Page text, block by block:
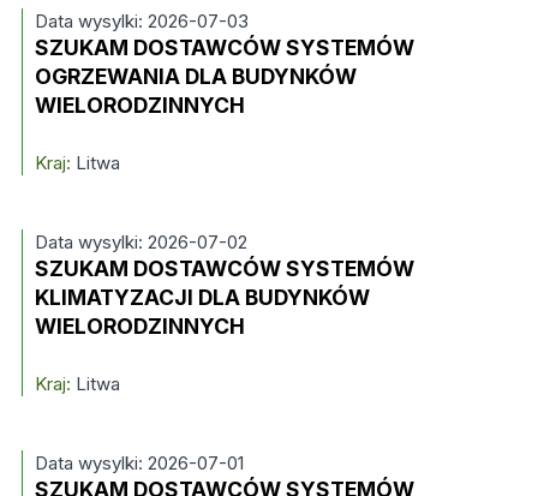
Data wysylki: 2026-07-03
SZUKAM DOSTAWCÓW SYSTEMÓW
OGRZEWANIA DLA BUDYNKÓW
WIELORODZINNYCH
Kraj: Litwa
Data wysylki: 2026-07-02
SZUKAM DOSTAWCÓW SYSTEMÓW
KLIMATYZACJI DLA BUDYNKÓW
WIELORODZINNYCH
Kraj: Litwa
Data wysylki: 2026-07-01
SZUKAM DOSTAWCÓW SYSTEMÓW